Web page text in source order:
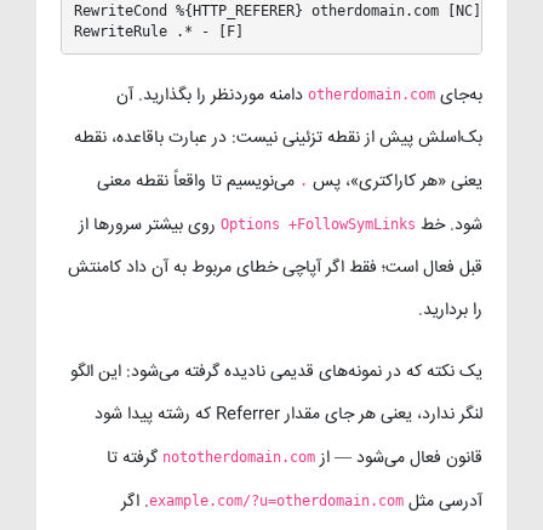
RewriteCond %{HTTP_REFERER} otherdomain.com [NC]
RewriteRule .* - [F]
به‌جای otherdomain.com دامنه موردنظر را بگذارید. آن
بک‌اسلش پیش از نقطه تزئینی نیست: در عبارت باقاعده، نقطه
یعنی «هر کاراکتری»، پس . می‌نویسیم تا واقعاً نقطه معنی
شود. خط Options +FollowSymLinks روی بیشتر سرورها از
قبل فعال است؛ فقط اگر آپاچی خطای مربوط به آن داد کامنتش
را بردارید.
یک نکته که در نمونه‌های قدیمی نادیده گرفته می‌شود: این الگو
لنگر ندارد، یعنی هر جای مقدار Referrer که رشته پیدا شود
قانون فعال می‌شود — از nototherdomain.com گرفته تا
آدرسی مثل example.com/?u=otherdomain.com. اگر